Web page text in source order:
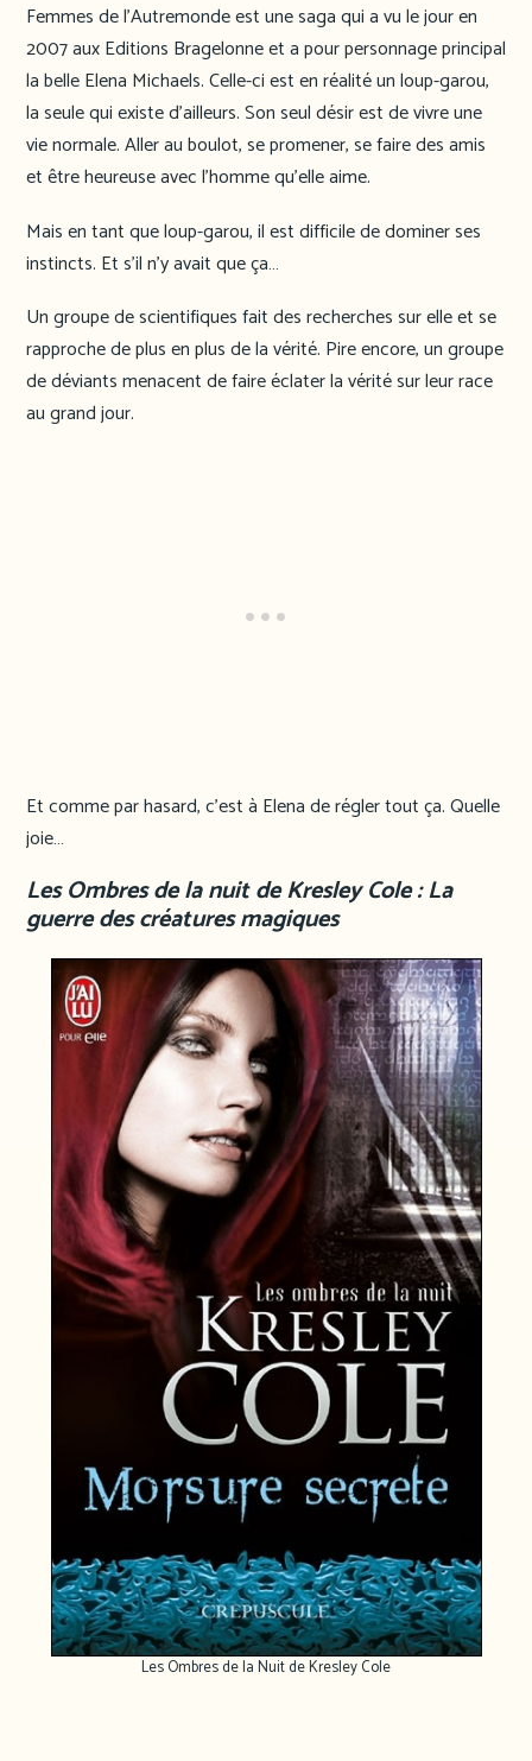
Femmes de l’Autremonde est une saga qui a vu le jour en
2007 aux Editions Bragelonne et a pour personnage principal
la belle Elena Michaels. Celle-ci est en réalité un loup-garou,
la seule qui existe d’ailleurs. Son seul désir est de vivre une
vie normale. Aller au boulot, se promener, se faire des amis
et être heureuse avec l’homme qu’elle aime.
Mais en tant que loup-garou, il est difficile de dominer ses
instincts. Et s’il n’y avait que ça…
Un groupe de scientifiques fait des recherches sur elle et se
rapproche de plus en plus de la vérité. Pire encore, un groupe
de déviants menacent de faire éclater la vérité sur leur race
au grand jour.
Et comme par hasard, c’est à Elena de régler tout ça. Quelle
joie…
Les Ombres de la nuit de Kresley Cole : La
guerre des créatures magiques
Les Ombres de la Nuit de Kresley Cole